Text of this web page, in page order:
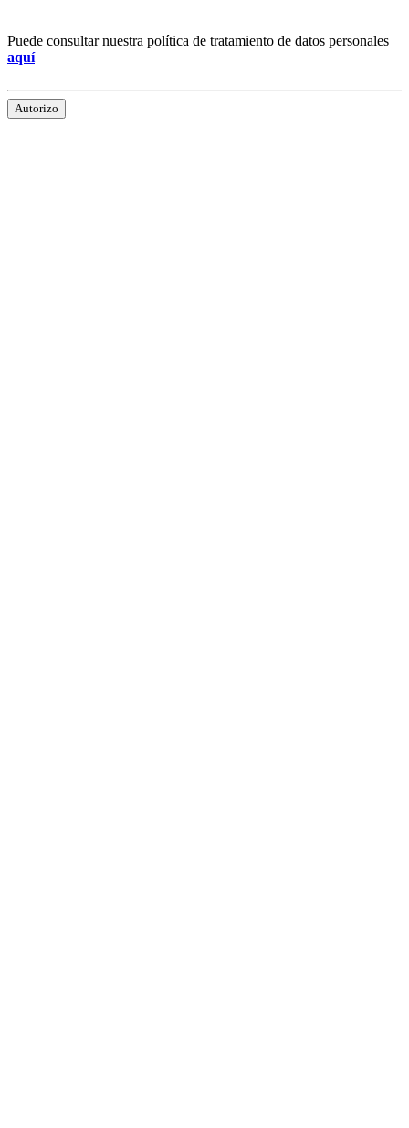
Puede consultar nuestra política de tratamiento de datos personales
aquí
Autorizo